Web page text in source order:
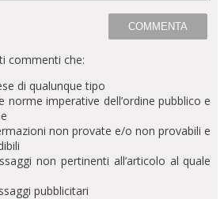
commenti che:
di qualunque tipo
norme imperative dell’ordine pubblico e
non provate e/o non provabili e
non pertinenti all’articolo al quale
pubblicitari